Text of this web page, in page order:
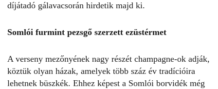
díjátadó gálavacsorán hirdetik majd ki.
Somlói furmint pezsgő szerzett ezüstérmet
A verseny mezőnyének nagy részét champagne-ok adják,
köztük olyan házak, amelyek több száz év tradícióira
lehetnek büszkék. Ehhez képest a Somlói borvidék még